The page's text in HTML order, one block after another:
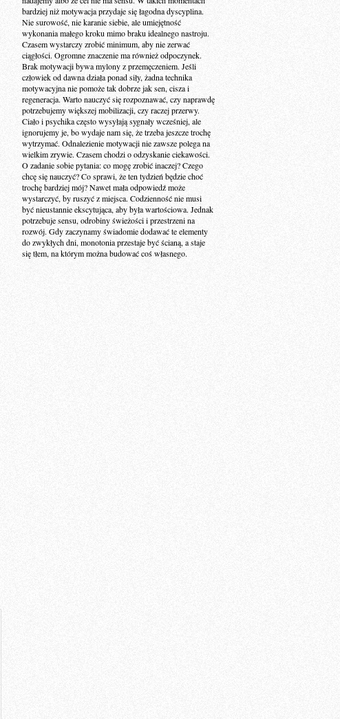
bardziej niż motywacja przydaje się łagodna dyscyplina.
Nie surowość, nie karanie siebie, ale umiejętność
wykonania małego kroku mimo braku idealnego nastroju.
Czasem wystarczy zrobić minimum, aby nie zerwać
ciągłości. Ogromne znaczenie ma również odpoczynek.
Brak motywacji bywa mylony z przemęczeniem. Jeśli
człowiek od dawna działa ponad siły, żadna technika
motywacyjna nie pomoże tak dobrze jak sen, cisza i
regeneracja. Warto nauczyć się rozpoznawać, czy naprawdę
potrzebujemy większej mobilizacji, czy raczej przerwy.
Ciało i psychika często wysyłają sygnały wcześniej, ale
ignorujemy je, bo wydaje nam się, że trzeba jeszcze trochę
wytrzymać. Odnalezienie motywacji nie zawsze polega na
wielkim zrywie. Czasem chodzi o odzyskanie ciekawości.
O zadanie sobie pytania: co mogę zrobić inaczej? Czego
chcę się nauczyć? Co sprawi, że ten tydzień będzie choć
trochę bardziej mój? Nawet mała odpowiedź może
wystarczyć, by ruszyć z miejsca. Codzienność nie musi
być nieustannie ekscytująca, aby była wartościowa. Jednak
potrzebuje sensu, odrobiny świeżości i przestrzeni na
rozwój. Gdy zaczynamy świadomie dodawać te elementy
do zwykłych dni, monotonia przestaje być ścianą, a staje
się tłem, na którym można budować coś własnego.